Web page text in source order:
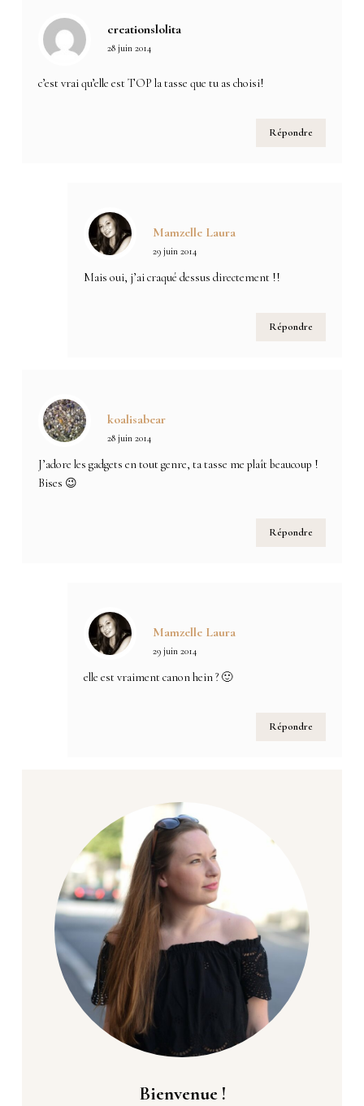
creationslolita
28 juin 2014
c’est vrai qu’elle est TOP la tasse que tu as choisi!
Répondre
Mamzelle Laura
29 juin 2014
Mais oui, j’ai craqué dessus directement !!
Répondre
koalisabear
28 juin 2014
J’adore les gadgets en tout genre, ta tasse me plaît beaucoup !
Bises 😉
Répondre
Mamzelle Laura
29 juin 2014
elle est vraiment canon hein ? 🙂
Répondre
Bienvenue !